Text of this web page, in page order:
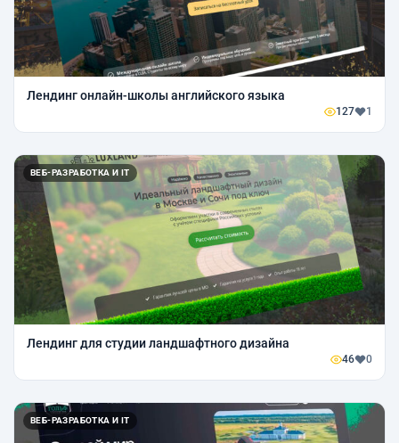
Лендинг онлайн-школы английского языка
127 1
ВЕБ-РАЗРАБОТКА И IT
Лендинг для студии ландшафтного дизайна
46 0
ВЕБ-РАЗРАБОТКА И IT